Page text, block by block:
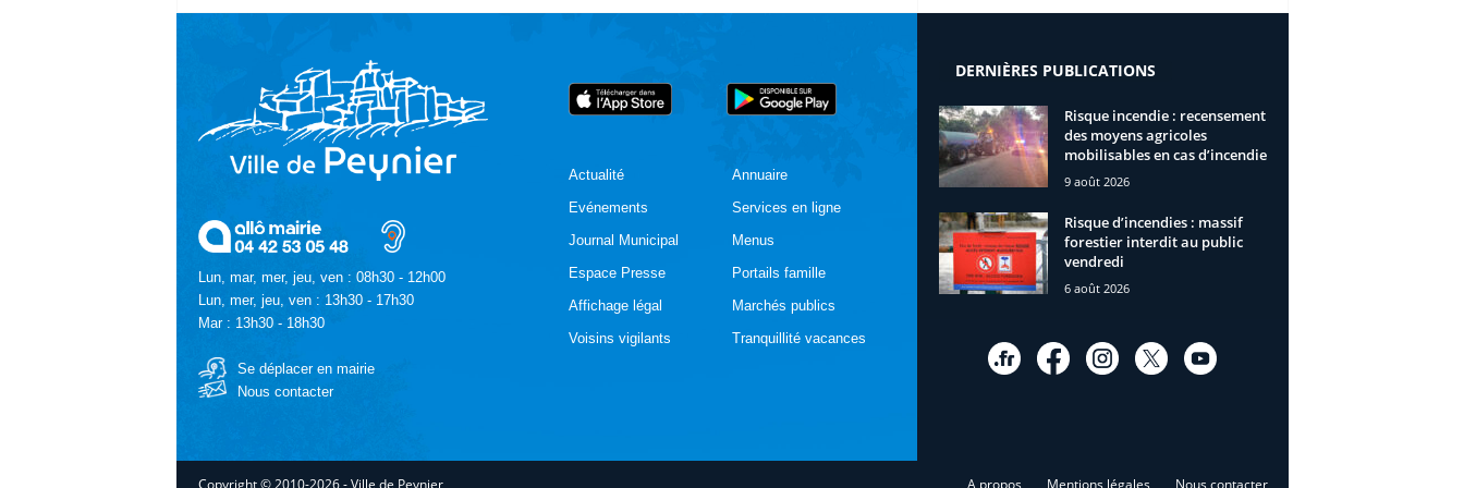
Lun, mar, mer, jeu, ven : 08h30 - 12h00
Lun, mer, jeu, ven : 13h30 - 17h30
Mar : 13h30 - 18h30
Se déplacer en mairie
Nous contacter
Actualité
Evénements
Journal Municipal
Espace Presse
Affichage légal
Voisins vigilants
Annuaire
Services en ligne
Menus
Portails famille
Marchés publics
Tranquillité vacances
DERNIÈRES PUBLICATIONS
Risque incendie : recensement
des moyens agricoles
mobilisables en cas d’incendie
9 août 2026
Risque d’incendies : massif
forestier interdit au public
vendredi
6 août 2026